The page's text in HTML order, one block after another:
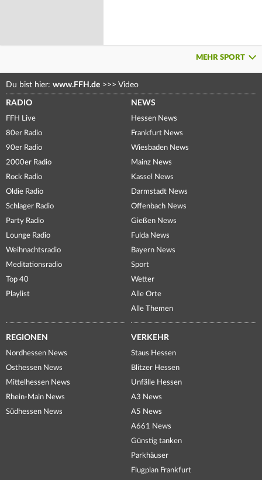
MEHR SPORT
Du bist hier: www.FFH.de >>> Video
RADIO
FFH Live
80er Radio
90er Radio
2000er Radio
Rock Radio
Oldie Radio
Schlager Radio
Party Radio
Lounge Radio
Weihnachtsradio
Meditationsradio
Top 40
Playlist
NEWS
Hessen News
Frankfurt News
Wiesbaden News
Mainz News
Kassel News
Darmstadt News
Offenbach News
Gießen News
Fulda News
Bayern News
Sport
Wetter
Alle Orte
Alle Themen
REGIONEN
Nordhessen News
Osthessen News
Mittelhessen News
Rhein-Main News
Südhessen News
VERKEHR
Staus Hessen
Blitzer Hessen
Unfälle Hessen
A3 News
A5 News
A661 News
Günstig tanken
Parkhäuser
Flugplan Frankfurt